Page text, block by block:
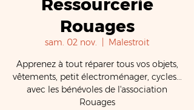
Ressourcerie
Rouages
sam. 02 nov.
Malestroit
Apprenez à tout réparer tous vos objets,
vêtements, petit électroménager, cycles...
avec les bénévoles de l'association
Rouages